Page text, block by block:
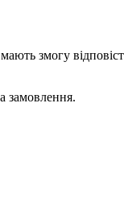
змогу
замовлення.